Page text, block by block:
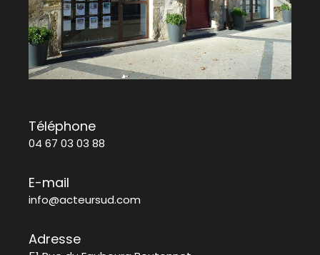
Téléphone
04 67 03 03 88
E-mail
info@acteursud.com
Adresse